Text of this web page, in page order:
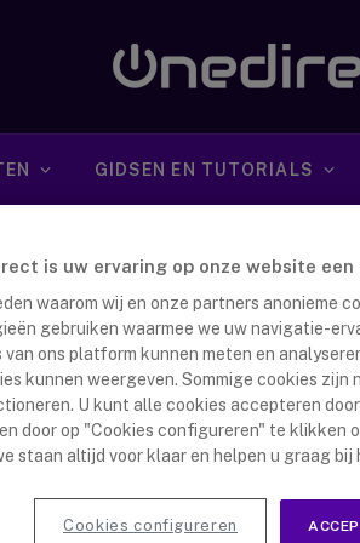
GIDSEN EN TUTORIALS
versterkers: Heb ik er
Dijkstra 26 september 2017
op een telefoon. Het is vooral bedoeld
is uw ervaring op onze website
waarom wij en onze partners anonieme
gebruiken waarmee we uw navigatie-
ons platform kunnen meten en
kunnen weergeven. Sommige cookies zijn
U kunt alle cookies accepteren
door op "Cookies configureren" te klikken
staan altijd voor klaar en helpen u graag
Cookies configureren